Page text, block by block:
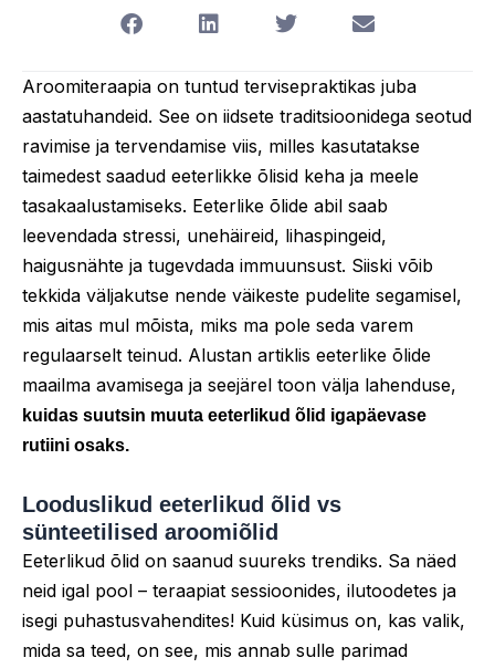
Aroomiteraapia on tuntud tervisepraktikas juba
aastatuhandeid. See on iidsete traditsioonidega seotud
ravimise ja tervendamise viis, milles kasutatakse
taimedest saadud eeterlikke õlisid keha ja meele
tasakaalustamiseks. Eeterlike õlide abil saab
leevendada stressi, unehäireid, lihaspingeid,
haigusnähte ja tugevdada immuunsust. Siiski võib
tekkida väljakutse nende väikeste pudelite segamisel,
mis aitas mul mõista, miks ma pole seda varem
regulaarselt teinud. Alustan artiklis eeterlike õlide
maailma avamisega ja seejärel toon välja lahenduse,
kuidas suutsin muuta eeterlikud õlid igapäevase
rutiini osaks.
Looduslikud eeterlikud õlid vs
sünteetilised aroomiõlid
Eeterlikud õlid on saanud suureks trendiks. Sa näed
neid igal pool – teraapiat sessioonides, ilutoodetes ja
isegi puhastusvahendites! Kuid küsimus on, kas valik,
mida sa teed, on see, mis annab sulle parimad